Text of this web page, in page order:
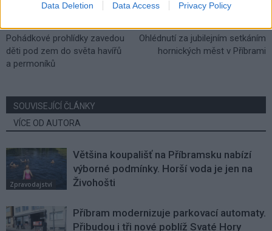
Data Deletion Data Access Privacy Policy
Pohádkové prohlídky zavedou
děti pod zem do světa havířů
a permoníků
Ohlédnutí za jubilejním setkáním
hornických měst v Příbrami
SOUVISEJÍCÍ ČLÁNKY
VÍCE OD AUTORA
Zpravodajství
Většina koupališť na Příbramsku nabízí
výborné podmínky. Horší voda je jen na
Živohošti
Příbram modernizuje parkovací automaty.
Přibudou i tři nové poblíž Svaté Hory